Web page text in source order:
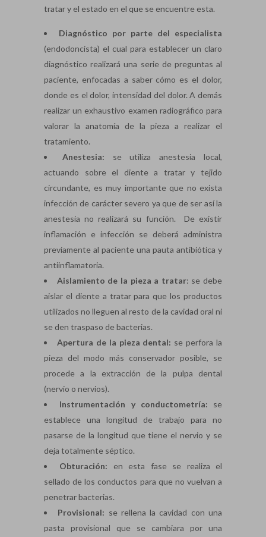
tratar y el estado en el que se encuentre esta.
Diagnóstico por parte del especialista
(endodoncista) el cual para establecer un claro
diagnóstico realizará una serie de preguntas al
paciente, enfocadas a saber cómo es el dolor,
donde es el dolor, intensidad del dolor. A demás
realizar un exhaustivo examen radiográfico para
valorar la anatomía de la pieza a realizar el
tratamiento.
Anestesia: se utiliza anestesia local,
actuando sobre el diente a tratar y tejido
circundante, es muy importante que no exista
infección de carácter severo ya que de ser así la
anestesia no realizará su función. De existir
inflamación e infección se deberá administra
previamente al paciente una pauta antibiótica y
antiinflamatoria.
Aislamiento de la pieza a tratar: se debe
aislar el diente a tratar para que los productos
utilizados no lleguen al resto de la cavidad oral ni
se den traspaso de bacterias.
Apertura de la pieza dental: se perfora la
pieza del modo más conservador posible, se
procede a la extracción de la pulpa dental
(nervio o nervios).
Instrumentación y conductometría: se
establece una longitud de trabajo para no
pasarse de la longitud que tiene el nervio y se
deja totalmente séptico.
Obturación: en esta fase se realiza el
sellado de los conductos para que no vuelvan a
penetrar bacterias.
Provisional: se rellena la cavidad con una
pasta provisional que se cambiara por una